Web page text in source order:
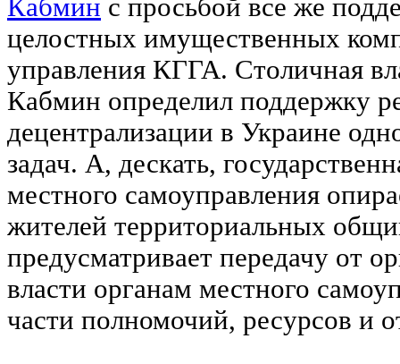
Кабмин с просьбой все же
целостных имущественных
управления КГГА. Столичная
Кабмин определил поддержку
децентрализации в Украине
задач. А, дескать,
местного самоуправления
жителей территориальных
предусматривает передачу от
власти органам местного
части полномочий, ресурсов и